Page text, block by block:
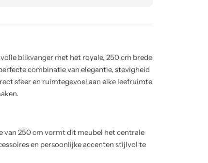
blikvanger met het royale, 250 cm brede
combinatie van elegantie, stevigheid
sfeer en ruimtegevoel aan elke leefruimte
van 250 cm vormt dit meubel het centrale
en persoonlijke accenten stijlvol te